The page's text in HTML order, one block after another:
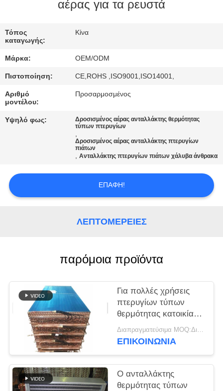
ΈΛΕΓΧΟΣ
ΜΑΣ
ΕΛΆΤΕ
ΕΠΑΦΉ
ΜΕ
ΠΕΡΙΠΤΏΣΕΙΣ
SITEMAP
αέρας για τα ρευστά
Τόπος
καταγωγής:
Κίνα
Μάρκα: OEM/ODM
Πιστοποίηση: CE,ROHS ,ISO9001,ISO14001,
Αριθμό
μοντέλου:
Προσαρμοσμένος
Υψηλό φως:
Δροσισμένος αέρας ανταλλάκτης θερμότητας
τύπων πτερυγίων
,
Δροσισμένος αέρας ανταλλάκτης πτερυγίων
πιάτων
,Ανταλλάκτης πτερυγίων πιάτων χάλυβα άνθρακα
ΕΠΑΦΉ!
ΛΕΠΤΟΜΈΡΕΙΕΣ
παρόμοια προϊόντα
Για πολλές χρήσεις
πτερυγίων τύπων
θερμότητας κατοικία
πυρήνων χάλυβα
ανταλλακτών
Διαπραγματεύσιμα MOQ:Διαπραγματεύσιμος
ΕΠΙΚΟΙΝΩΝΊΑ
Ο ανταλλάκτης
θερμότητας τύπων